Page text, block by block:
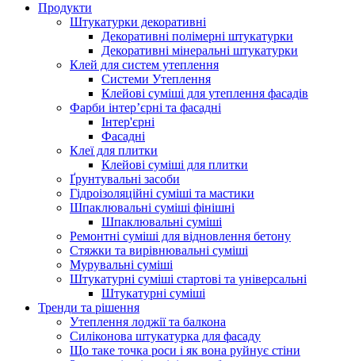
Продукти
Штукатурки декоративні
Декоративні полімерні штукатурки
Декоративні мінеральні штукатурки
Клей для систем утеплення
Системи Утеплення
Клейові суміші для утеплення фасадів
Фарби інтер’єрні та фасадні
Інтер'єрні
Фасадні
Клеї для плитки
Клейові суміші для плитки
Ґрунтувальні засоби
Гідроізоляційні суміші та мастики
Шпаклювальні суміші фінішні
Шпаклювальні суміші
Ремонтні суміші для відновлення бетону
Стяжки та вирівнювальні суміші
Мурувальні суміші
Штукатурні суміші стартові та універсальні
Штукатурні суміші
Тренди та рішення
Утеплення лоджії та балкона
Силіконова штукатурка для фасаду
Що таке точка роси і як вона руйнує стіни